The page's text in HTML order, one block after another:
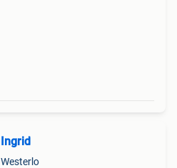
Ingrid
Westerlo